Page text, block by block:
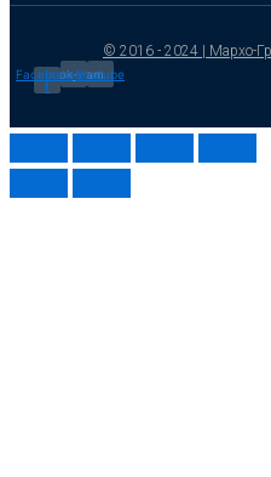
© 2016 - 2024 | Мархо-
Facebook-
f
Instagram
Youtube